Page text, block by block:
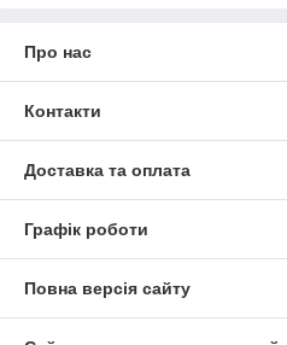
Про нас
Контакти
Доставка та оплата
Графік роботи
Повна версія сайту